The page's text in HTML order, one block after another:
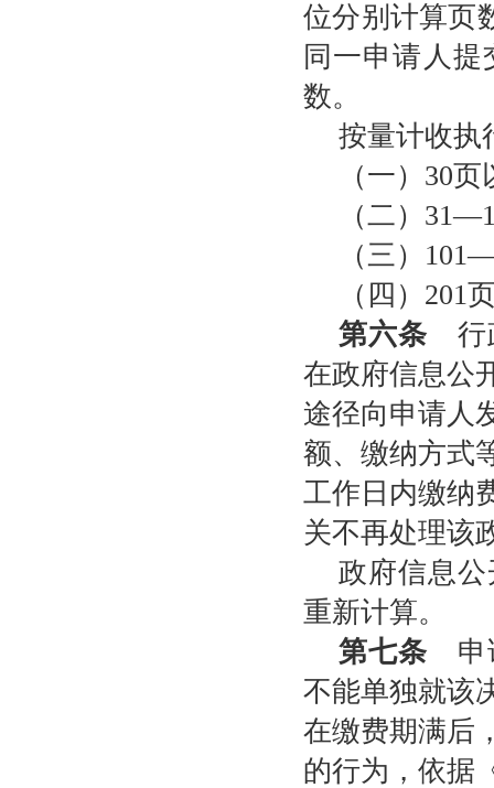
位分别计算页
同一申请人
数。
按量计收执
（一）30
（二）
（三）
（四）201
第六条 行
在政府信息公
途径向申请人
额、缴纳方式
工作日内缴纳
关不再处理该
政府信息
重新计算。
第七条 申
不能单独就该
在缴费期满后
的行为，依据